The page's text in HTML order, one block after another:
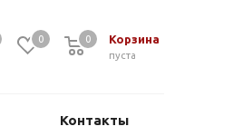
0 Корзина
0
пуста
0
Контакты